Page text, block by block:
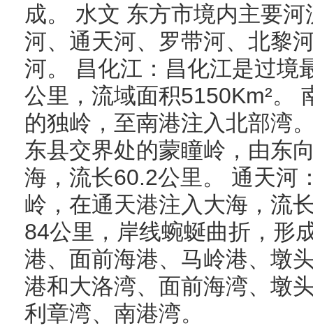
成。 水文 东方市境内主要
河、通天河、罗带河、北黎
河。 昌化江：昌化江是过境
公里，流域面积5150Km²。
的独岭，至南港注入北部湾
东县交界处的蒙瞳岭，由东
海，流长60.2公里。 通天河
岭，在通天港注入大海，流
84公里，岸线蜿蜒曲折，形
港、面前海港、马岭港、墩
港和大洛湾、面前海湾、墩
利章湾、南港湾。